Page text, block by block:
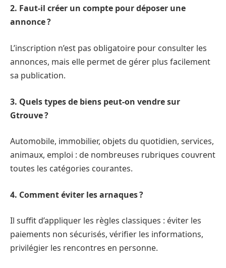
2. Faut-il créer un compte pour déposer une
annonce ?
L’inscription n’est pas obligatoire pour consulter les
annonces, mais elle permet de gérer plus facilement
sa publication.
3. Quels types de biens peut-on vendre sur
Gtrouve ?
Automobile, immobilier, objets du quotidien, services,
animaux, emploi : de nombreuses rubriques couvrent
toutes les catégories courantes.
4. Comment éviter les arnaques ?
Il suffit d’appliquer les règles classiques : éviter les
paiements non sécurisés, vérifier les informations,
privilégier les rencontres en personne.